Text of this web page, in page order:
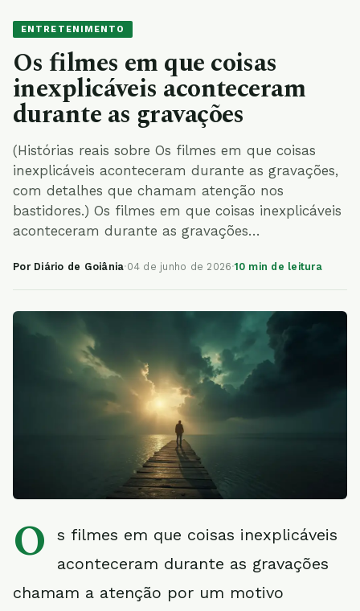
ENTRETENIMENTO
Os filmes em que coisas
inexplicáveis aconteceram
durante as gravações
(Histórias reais sobre Os filmes em que coisas
inexplicáveis aconteceram durante as gravações,
com detalhes que chamam atenção nos
bastidores.) Os filmes em que coisas inexplicáveis
aconteceram durante as gravações…
Por Diário de Goiânia·04 de junho de 2026·10 min de leitura
O
s filmes em que coisas inexplicáveis
aconteceram durante as gravações
chamam a atenção por um motivo